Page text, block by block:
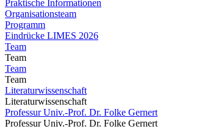
Praktische Informationen
Organisationsteam
Programm
Eindrücke LIMES 2026
Team
Team
Team
Team
Literaturwissenschaft
Literaturwissenschaft
Professur Univ.-Prof. Dr. Folke Gernert
Professur Univ.-Prof. Dr. Folke Gernert